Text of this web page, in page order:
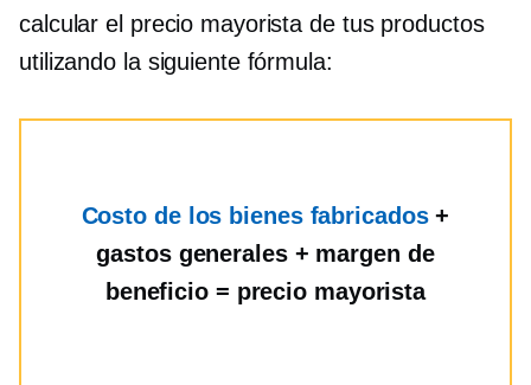
calcular el precio mayorista de tus productos
utilizando la siguiente fórmula:
Costo de los bienes fabricados+
gastos generales + margen de
beneficio = precio mayorista